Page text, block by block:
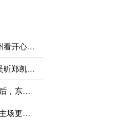
配资吧 6张票免费送！五一来通州看开心麻花~
盛鹏配资 谈7年恋爱还不结婚？吴昕郑凯恋情曝光，难怪她看不上杜海涛
泰安配资 四大核心主播集体出走后，东方甄选便开始波股份激励背后藏着什么
豪泰配资 万人星光再合唱，曲靖主场更燃情！滇超曲靖主场合唱曲目征集・第二期火热开启